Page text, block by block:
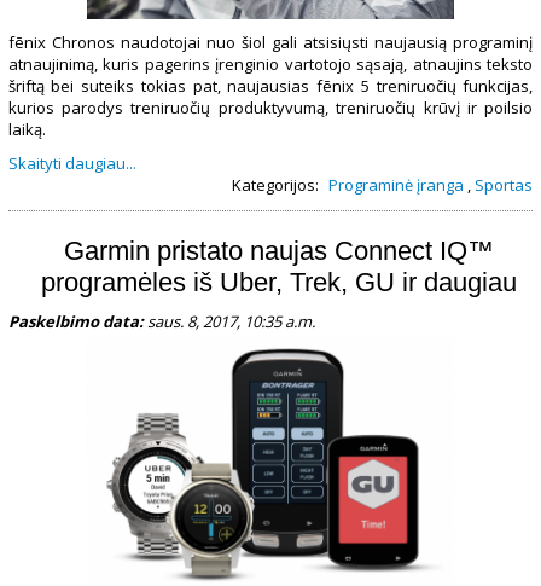
fēnix Chronos naudotojai nuo šiol gali atsisiųsti naujausią programinį
atnaujinimą, kuris pagerins įrenginio vartotojo sąsają, atnaujins teksto
šriftą bei suteiks tokias pat, naujausias fēnix 5 treniruočių funkcijas,
kurios parodys treniruočių produktyvumą, treniruočių krūvį ir poilsio
laiką.
Skaityti daugiau...
Kategorijos: Programinė įranga , Sportas
Garmin pristato naujas Connect IQ™
programėles iš Uber, Trek, GU ir daugiau
Paskelbimo data:saus. 8, 2017, 10:35 a.m.